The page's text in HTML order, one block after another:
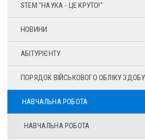
STEM "НАУКА - ЦЕ КРУТО!"
НОВИНИ
АБІТУРІЄНТУ
ПОРЯДОК ВІЙСЬКОВОГО ОБЛІКУ
НАВЧАЛЬНА РОБОТА
НАВЧАЛЬНА РОБОТА